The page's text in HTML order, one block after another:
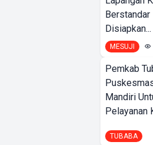
Berstandar
Disiapkan...
MESUJI
Pemkab
Mandiri
Pelayanan
TUBABA